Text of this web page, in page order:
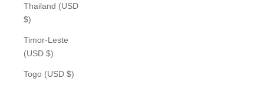
Thailand (USD
$)
Timor-Leste
(USD $)
Togo (USD $)